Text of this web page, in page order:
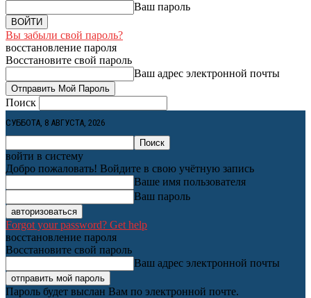
Ваш пароль
Вы забыли свой пароль?
восстановление пароля
Восстановите свой пароль
Ваш адрес электронной почты
Поиск
СУББОТА, 8 АВГУСТА, 2026
войти в систему
Добро пожаловать! Войдите в свою учётную запись
Ваше имя пользователя
Ваш пароль
Forgot your password? Get help
восстановление пароля
Восстановите свой пароль
Ваш адрес электронной почты
Пароль будет выслан Вам по электронной почте.